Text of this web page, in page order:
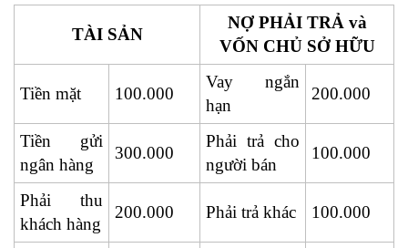
TÀI SẢN
NỢ PHẢI TRẢ và
VỐN CHỦ SỞ HỮU
Tiền mặt 100.000
Vay ngắn
hạn
200.000
Tiền gửi
ngân hàng
300.000
Phải trả cho
người bán
100.000
Phải thu
khách hàng
200.000 Phải trả khác 100.000